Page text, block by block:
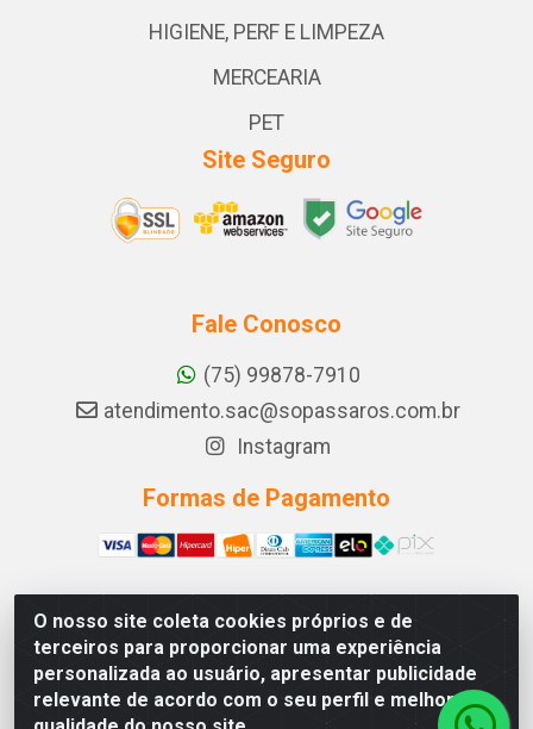
O nosso site coleta cookies próprios e de
terceiros para proporcionar uma experiência
personalizada ao usuário, apresentar publicidade
relevante de acordo com o seu perfil e melhorar a
HIGIENE, PERF E LIMPEZA
MERCEARIA
PET
Site Seguro
Fale Conosco
(75) 99878-7910
atendimento.sac@sopassaros.com.br
Instagram
Formas de Pagamento
A PINA DOS SANTOS DELEZZOTTE LTDA - RODOVIA BA
233, 27 - ZONA RURAL, ITABERABA/BA - CEP 46.880-
000 - CNPJ 30.578.948/0001-90